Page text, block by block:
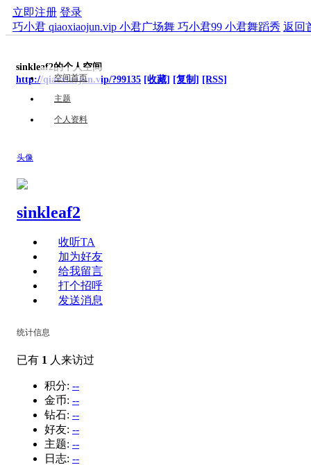
立即注册 登录
巧小君 qiaoxiaojun.vip 小君广场舞 巧小君99 小君舞蹈秀 返回
sinkleaf2的个人空间
http://qiaoxiaojun.vip/?99135 [收藏] [复制] [RSS]
空间首页
主题
个人资料
头像
sinkleaf2
收听TA
加为好友
给我留言
打个招呼
发送消息
统计信息
已有 1 人来访过
积分: --
金币: --
钻石: --
好友: --
主题: --
日志: --